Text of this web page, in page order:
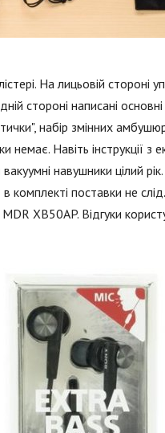
На лицьовій стороні
стороні написані
набір змінних
немає. Навіть інструкції з
навушники цілий
в комплекті поставки не
XB50AP. Відгуки